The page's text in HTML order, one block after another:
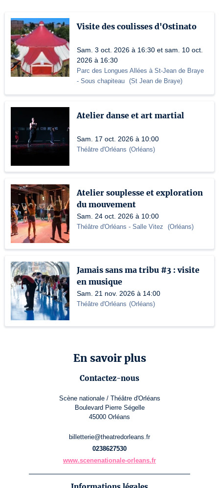
Visite des coulisses d'Ostinato
Sam. 3 oct. 2026 à 16:30 et sam. 10 oct.
2026 à 16:30
Parc des Longues Allées à St-Jean de Braye
- Sous chapiteau (St Jean de Braye)
Atelier danse et art martial
Sam. 17 oct. 2026 à 10:00
Théâtre d'Orléans (Orléans)
Atelier souplesse et exploration
du mouvement
Sam. 24 oct. 2026 à 10:00
Théâtre d'Orléans - Salle Vitez (Orléans)
Jamais sans ma tribu #3 : visite
en musique
Sam. 21 nov. 2026 à 14:00
Théâtre d'Orléans (Orléans)
En savoir plus
Contactez-nous
Scène nationale / Théâtre d'Orléans
Boulevard Pierre Ségelle
45000 Orléans
billetterie@theatredorleans.fr
0238627530
www.scenenationale-orleans.fr